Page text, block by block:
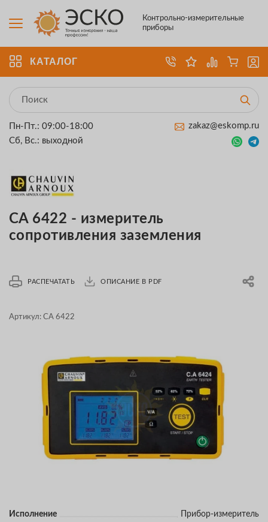
Контрольно-измерительные
приборы
КАТАЛОГ
Пн-Пт.: 09:00-18:00
Сб, Вс.: выходной
zakaz@eskomp.ru
CA 6422 - измеритель
сопротивления заземления
РАСПЕЧАТАТЬ ОПИСАНИЕ В PDF
Артикул: CA 6422
Исполнение
Прибор-измеритель